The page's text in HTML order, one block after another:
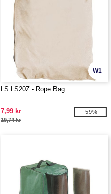
W1
LS LS20Z - Rope Bag
7,99 kr
19,74 kr
-59%